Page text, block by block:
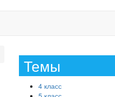
Темы
4 класс